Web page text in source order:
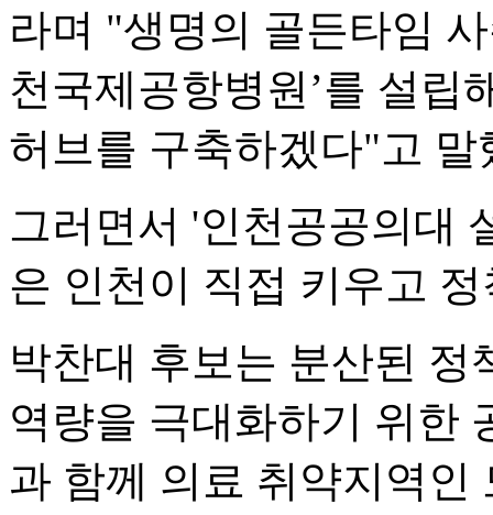
라며 "생명의 골든타임
천국제공항병원’를 설립
허브를 구축하겠다"고 말
그러면서 '인천공공의대
은 인천이 직접 키우고
박찬대 후보는 분산된
역량을 극대화하기 위한
과 함께 의료 취약지역인